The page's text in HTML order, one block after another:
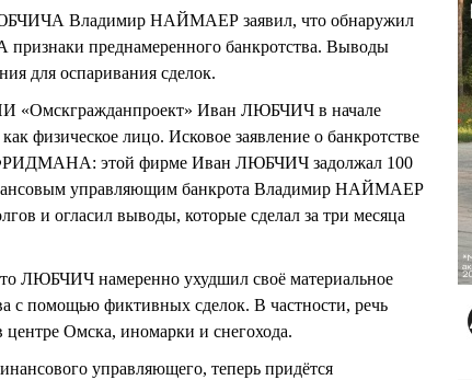
Владимир НАЙМАЕР заявил, что обнаружил
преднамеренного банкротства. Выводы
для оспаривания сделок.
«Омскгражданпроект» Иван ЛЮБЧИЧ в начале
как физическое лицо. Исковое заявление о банкротстве
этой фирме Иван ЛЮБЧИЧ задолжал 100
управляющим банкрота Владимир НАЙМАЕР
и огласил выводы, которые сделал за три месяца
ЛЮБЧИЧ намеренно ухудшил своё материальное
с помощью фиктивных сделок. В частности, речь
Омска, иномарки и снегохода.
управляющего, теперь придётся